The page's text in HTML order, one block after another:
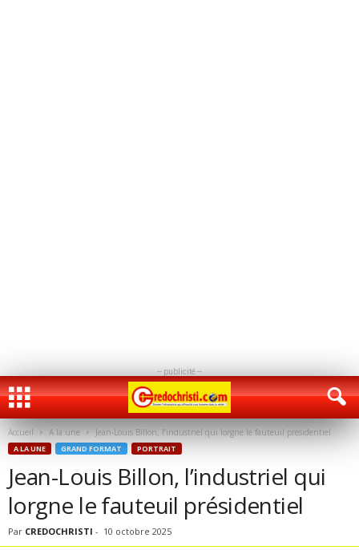
-- publicité --
Accueil A la une Jean-Louis Billon, l’industriel qui lorgne le fauteuil présidentiel
A LA UNE GRAND FORMAT PORTRAIT
Jean-Louis Billon, l’industriel qui
lorgne le fauteuil présidentiel
Par CREDOCHRISTI - 10 octobre 2025